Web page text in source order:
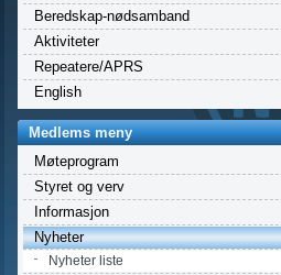
Beredskap-nødsamband
Aktiviteter
Repeatere/APRS
English
Medlems meny
Møteprogram
Styret og verv
Informasjon
Nyheter
Nyheter liste